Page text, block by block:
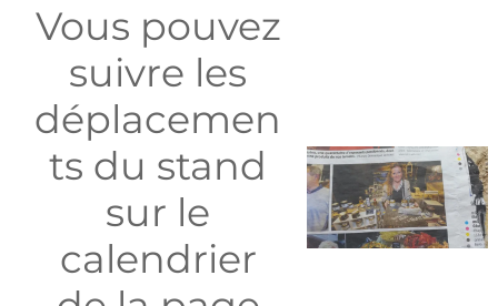
Vous pouvez
suivre les
déplacemen
ts du stand
sur le
calendrier